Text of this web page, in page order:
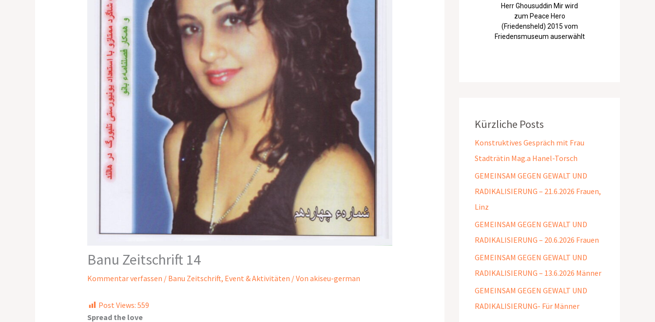
Banu Zeitschrift 14
Kommentar verfassen / Banu Zeitschrift, Event & Aktivitäten / Von akiseu-german
Post Views: 559
Spread the love
Herr Ghousuddin Mir wird
zum Peace Hero
(Friedensheld) 2015 vom
Friedensmuseum auserwählt
Kürzliche Posts
Konstruktives Gespräch mit Frau
Stadträtin Mag.a Hanel-Torsch
GEMEINSAM GEGEN GEWALT UND
RADIKALISIERUNG – 21.6.2026 Frauen,
Linz
GEMEINSAM GEGEN GEWALT UND
RADIKALISIERUNG – 20.6.2026 Frauen
GEMEINSAM GEGEN GEWALT UND
RADIKALISIERUNG – 13.6.2026 Männer
GEMEINSAM GEGEN GEWALT UND
RADIKALISIERUNG- Für Männer